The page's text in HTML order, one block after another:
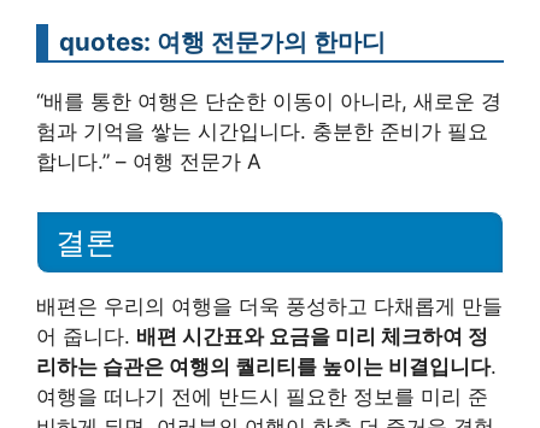
quotes: 여행 전문가의 한마디
“배를 통한 여행은 단순한 이동이 아니라, 새로운 경
험과 기억을 쌓는 시간입니다. 충분한 준비가 필요
합니다.” – 여행 전문가 A
결론
배편은 우리의 여행을 더욱 풍성하고 다채롭게 만들
어 줍니다. 배편 시간표와 요금을 미리 체크하여 정
리하는 습관은 여행의 퀄리티를 높이는 비결입니다.
여행을 떠나기 전에 반드시 필요한 정보를 미리 준